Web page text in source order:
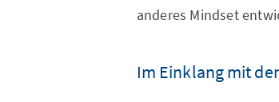
anderes Mindset
Im Einklang mit